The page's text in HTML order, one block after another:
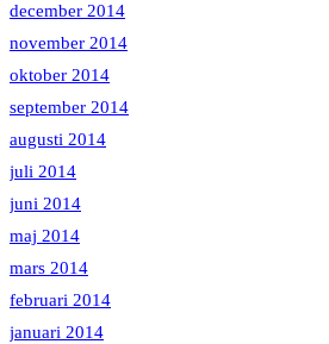
december 2014
november 2014
oktober 2014
september 2014
augusti 2014
juli 2014
juni 2014
maj 2014
mars 2014
februari 2014
januari 2014